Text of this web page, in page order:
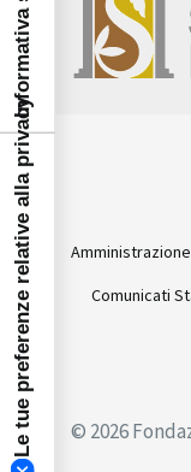
Comunicati
© 2026
Le tue preferenze relative alla privacy